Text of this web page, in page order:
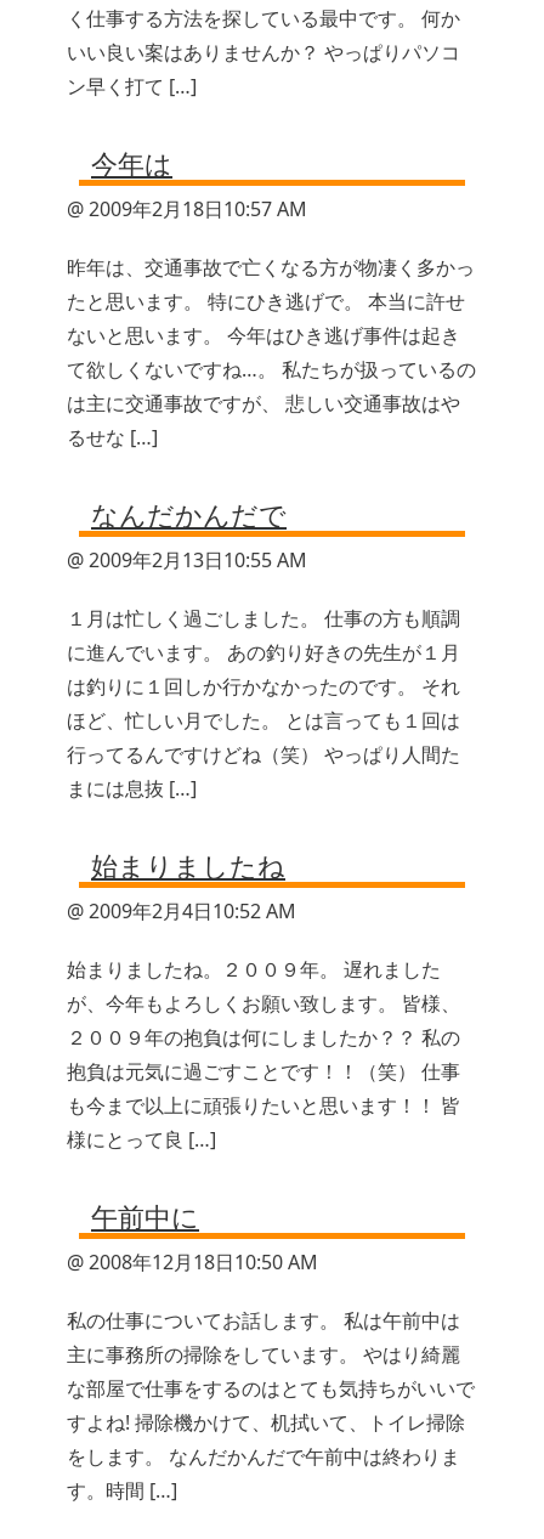
く仕事する方法を探している最中です。 何か
いい良い案はありませんか？ やっぱりパソコ
ン早く打て […]
今年は
@ 2009年2月18日10:57 AM
昨年は、交通事故で亡くなる方が物凄く多かっ
たと思います。 特にひき逃げで。 本当に許せ
ないと思います。 今年はひき逃げ事件は起き
て欲しくないですね…。 私たちが扱っているの
は主に交通事故ですが、 悲しい交通事故はや
るせな […]
なんだかんだで
@ 2009年2月13日10:55 AM
１月は忙しく過ごしました。 仕事の方も順調
に進んでいます。 あの釣り好きの先生が１月
は釣りに１回しか行かなかったのです。 それ
ほど、忙しい月でした。 とは言っても１回は
行ってるんですけどね（笑） やっぱり人間た
まには息抜 […]
始まりましたね
@ 2009年2月4日10:52 AM
始まりましたね。２００９年。 遅れました
が、今年もよろしくお願い致します。 皆様、
２００９年の抱負は何にしましたか？？ 私の
抱負は元気に過ごすことです！！（笑） 仕事
も今まで以上に頑張りたいと思います！！ 皆
様にとって良 […]
午前中に
@ 2008年12月18日10:50 AM
私の仕事についてお話します。 私は午前中は
主に事務所の掃除をしています。 やはり綺麗
な部屋で仕事をするのはとても気持ちがいいで
すよね! 掃除機かけて、机拭いて、トイレ掃除
をします。 なんだかんだで午前中は終わりま
す。時間 […]